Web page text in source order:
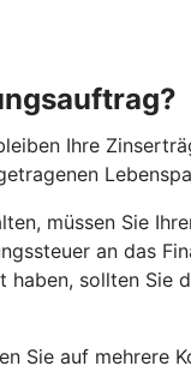
Ihre
müssen Sie
an das
sollten Sie
Sie auf mehrere